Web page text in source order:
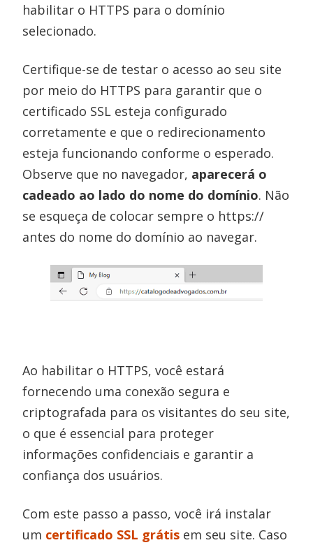
habilitar o HTTPS para o domínio
selecionado.
Certifique-se de testar o acesso ao seu site
por meio do HTTPS para garantir que o
certificado SSL esteja configurado
corretamente e que o redirecionamento
esteja funcionando conforme o esperado.
Observe que no navegador, aparecerá o
cadeado ao lado do nome do domínio. Não
se esqueça de colocar sempre o https://
antes do nome do domínio ao navegar.
Ao habilitar o HTTPS, você estará
fornecendo uma conexão segura e
criptografada para os visitantes do seu site,
o que é essencial para proteger
informações confidenciais e garantir a
confiança dos usuários.
Com este passo a passo, você irá instalar
um certificado SSL grátis em seu site. Caso